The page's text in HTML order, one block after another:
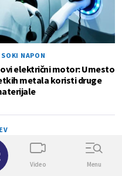
NAPON
električni motor: Umesto
metala koristi druge
eru: Ovaj model ima
km i ozbiljno preti Tesli
Video Menu